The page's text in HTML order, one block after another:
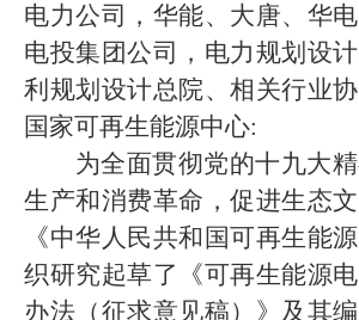
电力公司，华能、大唐、华
电投集团公司，电力规划设
利规划设计总院、相关行业协
国家可再生能源中心:
为全面贯彻党的十九大
生产和消费革命，促进生态
《中华人民共和国可再生能
织研究起草了《可再生能源
办法（征求意见稿）》及其